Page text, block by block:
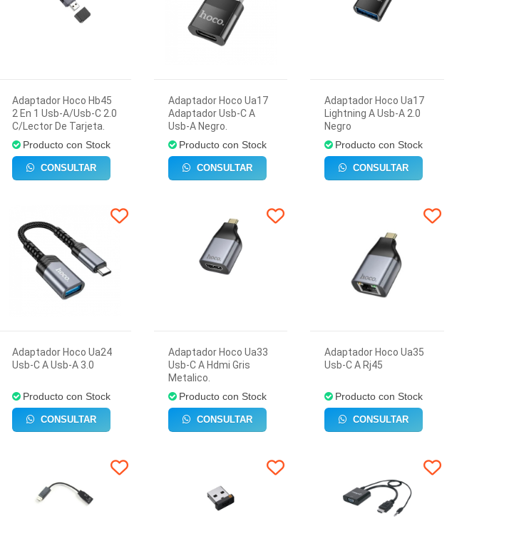
Adaptador Hoco Hb45
2 En 1 Usb-A/Usb-C 2.0
C/Lector De Tarjeta.
Producto con Stock
CONSULTAR
Adaptador Hoco Ua17
Adaptador Usb-C A
Usb-A Negro.
Producto con Stock
CONSULTAR
Adaptador Hoco Ua17
Lightning A Usb-A 2.0
Negro
Producto con Stock
CONSULTAR
Adaptador Hoco Ua24
Usb-C A Usb-A 3.0
Producto con Stock
CONSULTAR
Adaptador Hoco Ua33
Usb-C A Hdmi Gris
Metalico.
Producto con Stock
CONSULTAR
Adaptador Hoco Ua35
Usb-C A Rj45
Producto con Stock
CONSULTAR